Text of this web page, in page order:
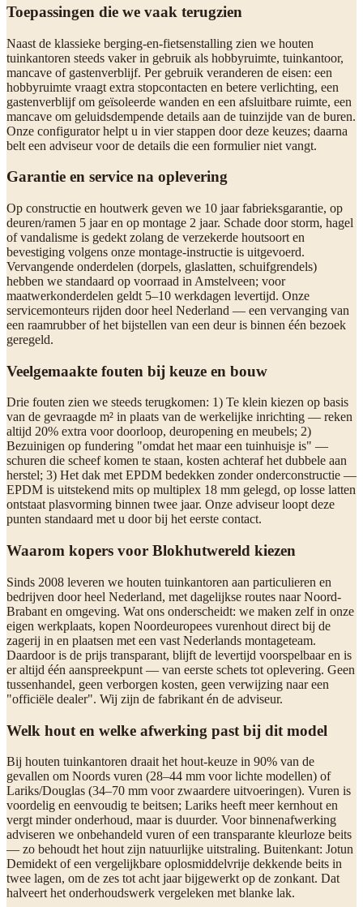
Toepassingen die we vaak terugzien
Naast de klassieke berging-en-fietsenstalling zien we houten
tuinkantoren steeds vaker in gebruik als hobbyruimte, tuinkantoor,
mancave of gastenverblijf. Per gebruik veranderen de eisen: een
hobbyruimte vraagt extra stopcontacten en betere verlichting, een
gastenverblijf om geïsoleerde wanden en een afsluitbare ruimte, een
mancave om geluidsdempende details aan de tuinzijde van de buren.
Onze configurator helpt u in vier stappen door deze keuzes; daarna
belt een adviseur voor de details die een formulier niet vangt.
Garantie en service na oplevering
Op constructie en houtwerk geven we 10 jaar fabrieksgarantie, op
deuren/ramen 5 jaar en op montage 2 jaar. Schade door storm, hagel
of vandalisme is gedekt zolang de verzekerde houtsoort en
bevestiging volgens onze montage-instructie is uitgevoerd.
Vervangende onderdelen (dorpels, glaslatten, schuifgrendels)
hebben we standaard op voorraad in Amstelveen; voor
maatwerkonderdelen geldt 5–10 werkdagen levertijd. Onze
servicemonteurs rijden door heel Nederland — een vervanging van
een raamrubber of het bijstellen van een deur is binnen één bezoek
geregeld.
Veelgemaakte fouten bij keuze en bouw
Drie fouten zien we steeds terugkomen: 1) Te klein kiezen op basis
van de gevraagde m² in plaats van de werkelijke inrichting — reken
altijd 20% extra voor doorloop, deuropening en meubels; 2)
Bezuinigen op fundering "omdat het maar een tuinhuisje is" —
schuren die scheef komen te staan, kosten achteraf het dubbele aan
herstel; 3) Het dak met EPDM bedekken zonder onderconstructie —
EPDM is uitstekend mits op multiplex 18 mm gelegd, op losse latten
ontstaat plasvorming binnen twee jaar. Onze adviseur loopt deze
punten standaard met u door bij het eerste contact.
Waarom kopers voor Blokhutwereld kiezen
Sinds 2008 leveren we houten tuinkantoren aan particulieren en
bedrijven door heel Nederland, met dagelijkse routes naar Noord-
Brabant en omgeving. Wat ons onderscheidt: we maken zelf in onze
eigen werkplaats, kopen Noordeuropees vurenhout direct bij de
zagerij in en plaatsen met een vast Nederlands montageteam.
Daardoor is de prijs transparant, blijft de levertijd voorspelbaar en is
er altijd één aanspreekpunt — van eerste schets tot oplevering. Geen
tussenhandel, geen verborgen kosten, geen verwijzing naar een
"officiële dealer". Wij zijn de fabrikant én de adviseur.
Welk hout en welke afwerking past bij dit model
Bij houten tuinkantoren draait het hout-keuze in 90% van de
gevallen om Noords vuren (28–44 mm voor lichte modellen) of
Lariks/Douglas (34–70 mm voor zwaardere uitvoeringen). Vuren is
voordelig en eenvoudig te beitsen; Lariks heeft meer kernhout en
vergt minder onderhoud, maar is duurder. Voor binnenafwerking
adviseren we onbehandeld vuren of een transparante kleurloze beits
— zo behoudt het hout zijn natuurlijke uitstraling. Buitenkant: Jotun
Demidekt of een vergelijkbare oplosmiddelvrije dekkende beits in
twee lagen, om de zes tot acht jaar bijgewerkt op de zonkant. Dat
halveert het onderhoudswerk vergeleken met blanke lak.